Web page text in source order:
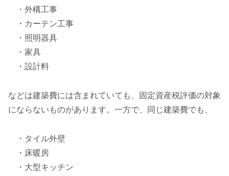
・外構工事
・カーテン工事
・照明器具
・家具
・設計料
などは建築費には含まれていても、固定資産税評価の対象
にならないものがあります。一方で、同じ建築費でも、
・タイル外壁
・床暖房
・大型キッチン